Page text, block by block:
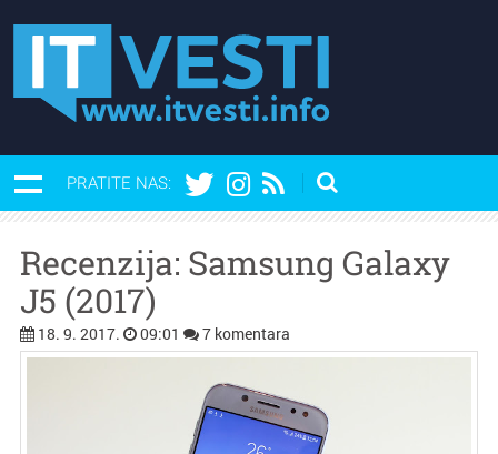
PRATITE NAS:
Recenzija: Samsung Galaxy
J5 (2017)
18. 9. 2017. 09:01 7 komentara